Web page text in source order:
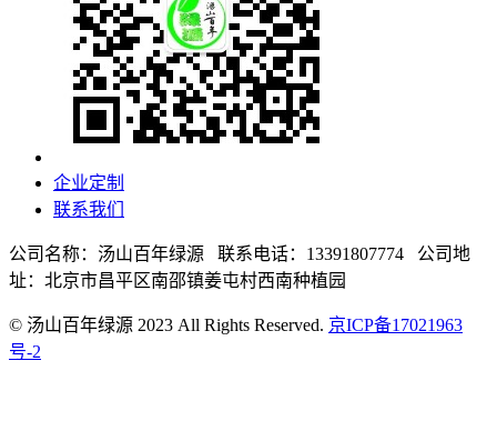
企业定制
联系我们
公司名称：汤山百年绿源 联系电话：13391807774 公司地
址：北京市昌平区南邵镇姜屯村西南种植园
© 汤山百年绿源 2023 All Rights Reserved. 京ICP备17021963
号-2